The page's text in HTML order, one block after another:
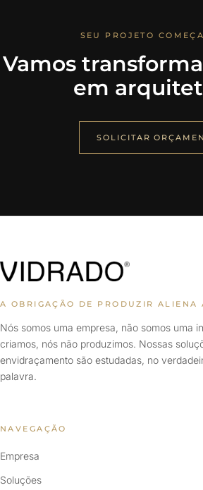
SEU PROJETO
Vamos
em
SOLICITAR
A OBRIGAÇÃO DE PRODUZIR ALIENA
Nós somos uma empresa, não somos uma
criamos, nós não produzimos. Nossas
envidraçamento são estudadas, no
palavra.
NAVEGAÇÃO
Empresa
Soluções